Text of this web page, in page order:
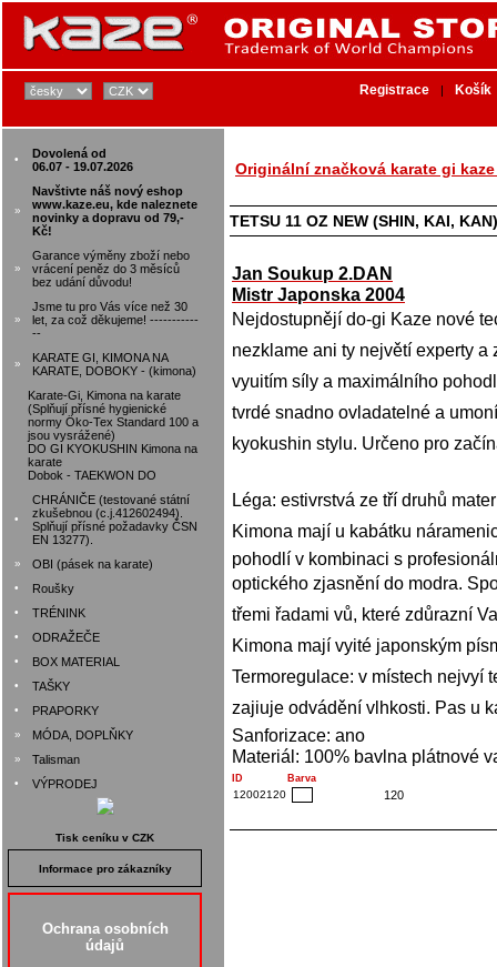
•
Dovolená od
06.07 - 19.07.2026
»
Navštivte náš nový eshop
www.kaze.eu, kde naleznete
novinky a dopravu od 79,-
Kč!
»
Garance výměny zboží nebo
vrácení peněz do 3 měsíců
bez udání důvodu!
»
Jsme tu pro Vás více než 30
let, za což děkujeme! -----------
--
»
KARATE GI, KIMONA NA
KARATE, DOBOKY - (kimona)
Karate-Gi, Kimona na karate
(Splňují přísné hygienické
normy Öko-Tex Standard 100 a
jsou vysrážené)
DO GI KYOKUSHIN Kimona na
karate
Dobok - TAEKWON DO
•
CHRÁNIČE (testované státní
zkušebnou (c.j.412602494).
Splňují přísné požadavky ČSN
EN 13277).
» OBI (pásek na karate)
• Roušky
• TRÉNINK
• ODRAŽEČE
• BOX MATERIAL
• TAŠKY
• PRAPORKY
» MÓDA, DOPLŇKY
» Talisman
• VÝPRODEJ
Tisk ceníku v CZK
Informace pro zákazníky
Ochrana osobních
údajů
Registrace | Košík
Originální značková karate gi
TETSU 11 OZ NEW (SHIN, KAI, KAN)
Jan Soukup 2.DAN
Mistr Japonska 2004
Nejdostupnějí do-gi Kaze nové
nezklame ani ty největí experty
vyuitím síly a maximálního
tvrdé snadno ovladatelné a
kyokushin stylu. Určeno pro
Léga: estivrstvá ze tří druhů
Kimona mají u kabátku
pohodlí v kombinaci s
optického zjasnění do modra.
třemi řadami vů, které zdůrazní
Kimona mají vyité japonským
Termoregulace: v místech nejvyí
zajiuje odvádění vlhkosti. Pas u
Sanforizace: ano
Materiál: 100% bavlna plátnové
ID Barva
12002120 120